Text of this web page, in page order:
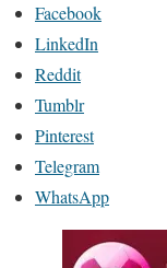
Facebook
LinkedIn
Reddit
Tumblr
Pinterest
Telegram
WhatsApp